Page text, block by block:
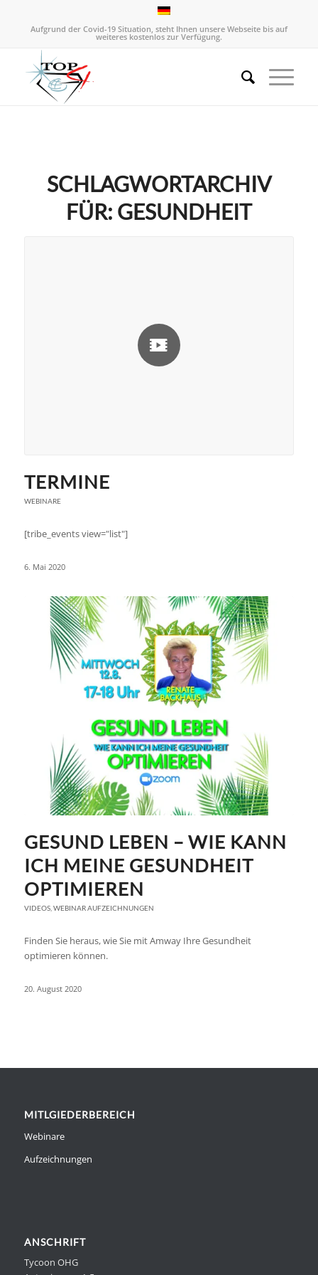
Aufgrund der Covid-19 Situation, steht Ihnen unsere Webseite bis auf
weiteres kostenlos zur Verfügung.
SCHLAGWORTARCHIV
FÜR: GESUNDHEIT
TERMINE
WEBINARE
[tribe_events view="list"]
6. Mai 2020
GESUND LEBEN – WIE KANN
ICH MEINE GESUNDHEIT
OPTIMIEREN
VIDEOS, WEBINAR AUFZEICHNUNGEN
Finden Sie heraus, wie Sie mit Amway Ihre Gesundheit
optimieren können.
20. August 2020
MITLGIEDERBEREICH
Webinare
Aufzeichnungen
ANSCHRIFT
Tycoon OHG